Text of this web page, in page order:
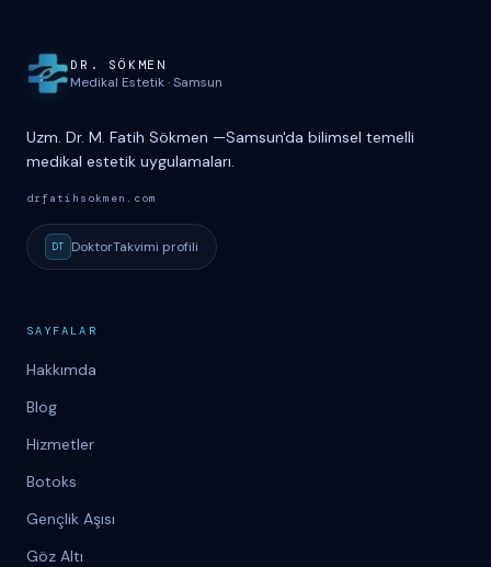
Site haritası ve iletişim
DR. S Ö KMEN
Medikal Estetik·Samsun
Uzm. Dr. M. Fatih Sökmen —Samsun'da bilimsel temelli
medikal estetik uygulamaları.
drfatihsokmen.com
DT DoktorTakvimi profili
SAYFALAR
Hakkımda
Blog
Hizmetler
Botoks
Gençlik Aşısı
Göz Altı